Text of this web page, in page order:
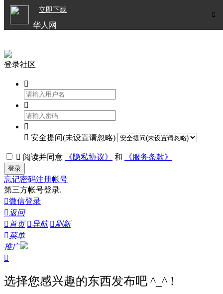

立即下载
华人网
登录社区



 安全提问(未设置请忽略)
 阅读并同意 《隐私协议》 和 《服务条款》
登录
忘记密码注册帐号
第三方帐号登录.
微信登录
 返回
 首页 导航 刷新
菜单
推广

选择您感兴趣的东西发布吧 ^_^ !